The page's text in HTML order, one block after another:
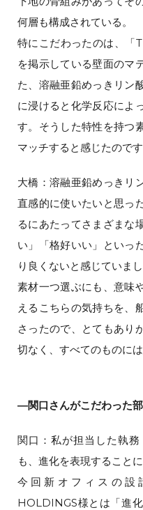
何層も構成されている。
特にこだわったのは、
を掲示している壁面のマ
た、溶融亜鉛めっきリン
に浸けると化学反応によ
す。そうした特性を持つ
マッチすると感じたのです
大橋：溶融亜鉛めっきリ
直感的に使いたいと思っ
るにあたってさまざまな
い」「格好いい」といっ
り良くないと感じていまし
素材一つ選ぶにも、意味
えるこちらの気持ちを、
さったので、とてもあり
切なく、すべてのものに
―関口さんがこだわった
関口：私が担当した執
も、進化を表現すること
今回新オフィスの設
HOLDINGS様とは「進